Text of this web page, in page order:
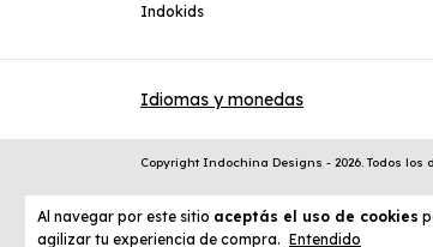
Al navegar por este sitio aceptás el uso de cookies
agilizar tu experiencia de compra. Entendido
Indokids
Idiomas y monedas
Copyright Indochina Designs - 2026. Todos los